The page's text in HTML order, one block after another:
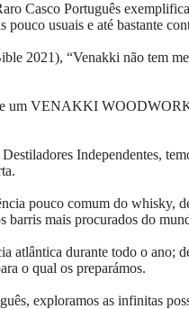
Português exemplifica
pouco usuais e até bastante
2021), “Venakki não tem
um VENAKKI WOODWORK,
Independentes,
pouco comum do whisky,
barris mais procurados do
atlântica durante todo o ano;
o qual os preparámos.
exploramos as infinitas